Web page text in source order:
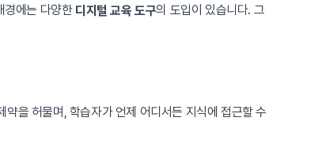
경에는 다양한 디지털 교육 도구의 도입이 있습니다. 그
약을 허물며, 학습자가 언제 어디서든 지식에 접근할 수